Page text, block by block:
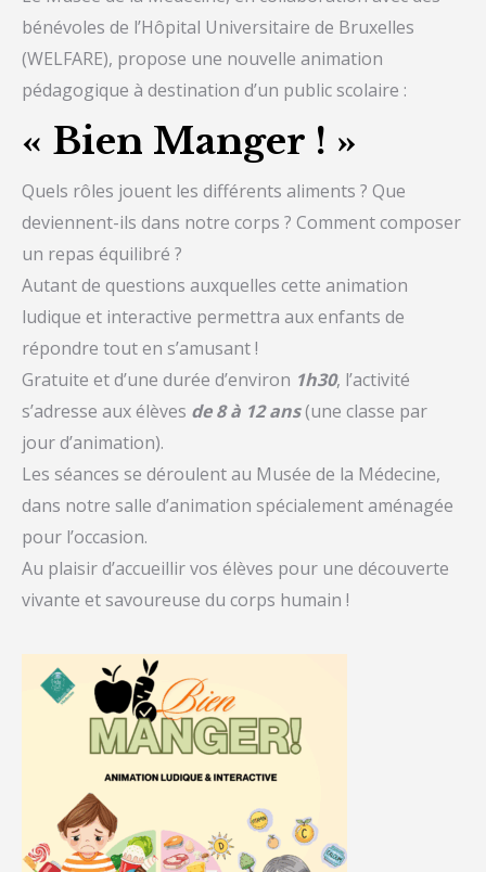
bénévoles de l’Hôpital Universitaire de Bruxelles
(WELFARE), propose une nouvelle animation
pédagogique à destination d’un public scolaire :
« Bien Manger ! »
Quels rôles jouent les différents aliments ? Que
deviennent-ils dans notre corps ? Comment composer
un repas équilibré ?
Autant de questions auxquelles cette animation
ludique et interactive permettra aux enfants de
répondre tout en s’amusant !
Gratuite et d’une durée d’environ 1h30, l’activité
s’adresse aux élèves de 8 à 12 ans(une classe par
jour d’animation).
Les séances se déroulent au Musée de la Médecine,
dans notre salle d’animation spécialement aménagée
pour l’occasion.
Au plaisir d’accueillir vos élèves pour une découverte
vivante et savoureuse du corps humain !